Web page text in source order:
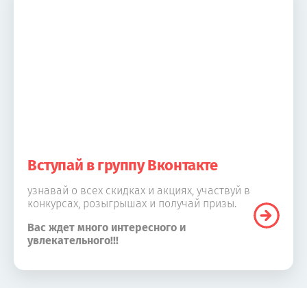
Вступай в группу Вконтакте
узнавай о всех скидках и акциях, участвуй в
конкурсах, розыгрышах и получай призы.
Вас ждет много интересного и
увлекательного!!!